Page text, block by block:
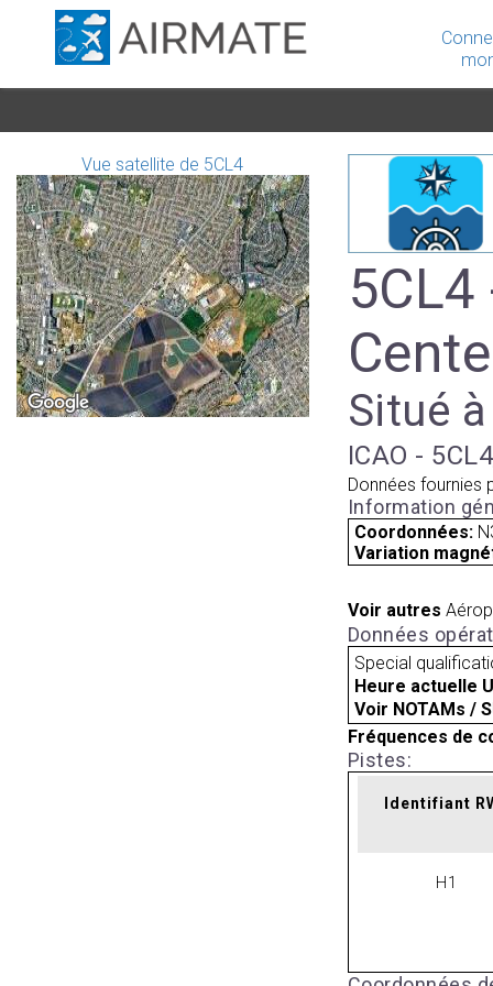
Vue satellite de 5CL4
Situé
ICAO -
Données fournies
Information
Coordonnées:
Variation
Voir autres
Données
Special
Heure actuelle
Voir NOTAMs /
Fréquences de
Pistes:
Identifiant
H1